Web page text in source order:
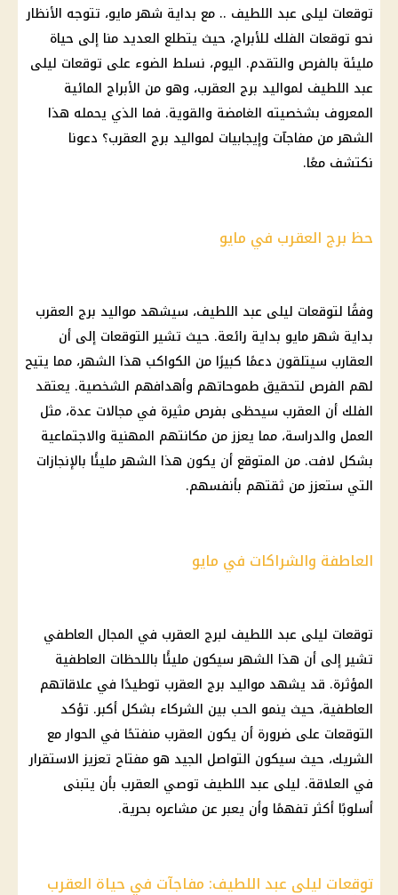
توقعات ليلى عبد اللطيف .. مع بداية شهر مايو، تتوجه الأنظار
نحو توقعات الفلك للأبراج، حيث يتطلع العديد منا إلى حياة
مليئة بالفرص والتقدم. اليوم، نسلط الضوء على توقعات ليلى
عبد اللطيف لمواليد برج العقرب، وهو من الأبراج المائية
المعروف بشخصيته الغامضة والقوية. فما الذي يحمله هذا
الشهر من مفاجآت وإيجابيات لمواليد برج العقرب؟ دعونا
نكتشف معًا.
حظ برج العقرب في مايو
وفقًا لتوقعات ليلى عبد اللطيف، سيشهد مواليد برج العقرب
بداية شهر مايو بداية رائعة. حيث تشير التوقعات إلى أن
العقارب سيتلقون دعمًا كبيرًا من الكواكب هذا الشهر، مما يتيح
لهم الفرص لتحقيق طموحاتهم وأهدافهم الشخصية. يعتقد
الفلك أن العقرب سيحظى بفرص مثيرة في مجالات عدة، مثل
العمل والدراسة، مما يعزز من مكانتهم المهنية والاجتماعية
بشكل لافت. من المتوقع أن يكون هذا الشهر مليئًا بالإنجازات
التي ستعزز من ثقتهم بأنفسهم.
العاطفة والشراكات في مايو
توقعات ليلى عبد اللطيف لبرج العقرب في المجال العاطفي
تشير إلى أن هذا الشهر سيكون مليئًا باللحظات العاطفية
المؤثرة. قد يشهد مواليد برج العقرب توطيدًا في علاقاتهم
العاطفية، حيث ينمو الحب بين الشركاء بشكل أكبر. تؤكد
التوقعات على ضرورة أن يكون العقرب منفتحًا في الحوار مع
الشريك، حيث سيكون التواصل الجيد هو مفتاح تعزيز الاستقرار
في العلاقة. ليلى عبد اللطيف توصي العقرب بأن يتبنى
أسلوبًا أكثر تفهمًا وأن يعبر عن مشاعره بحرية.
توقعات ليلى عبد اللطيف: مفاجآت في حياة العقرب